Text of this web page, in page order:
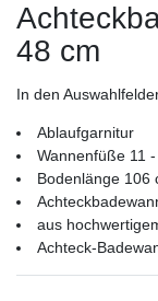
48 cm
In den
Ablaufgarnitur
Wannenfüße 11
Bodenlänge 106
aus
Achteck-